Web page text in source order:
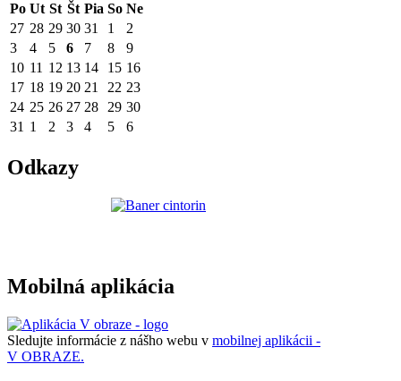
Po Ut St Št Pia So Ne
27 28 29 30 31 1
2
3
4 5 6 7 8
9
10 11 12 13 14 15 16
17 18 19 20 21 22 23
24 25 26 27 28 29 30
31 1 2 3 4 5 6
Odkazy
Mobilná aplikácia
Sledujte informácie z nášho webu v mobilnej aplikácii -
V OBRAZE.